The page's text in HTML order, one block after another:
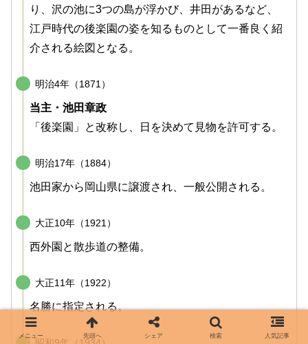
り、沢の池に3つの島が浮かび、井田があるなど、
江戸時代の後楽園の姿を知るものとして一番良く紹
介される絵図となる。
明治4年（1871）
当主・池田章政
「後楽園」と改称し、日を決めて見物を許可する。
明治17年（1884）
池田家から岡山県に譲渡され、一般公開される。
大正10年（1921）
西外園と散歩道の整備。
大正11年（1922）
名勝に指定される。
メニュー 先頭へ シェア 検索 人気記事